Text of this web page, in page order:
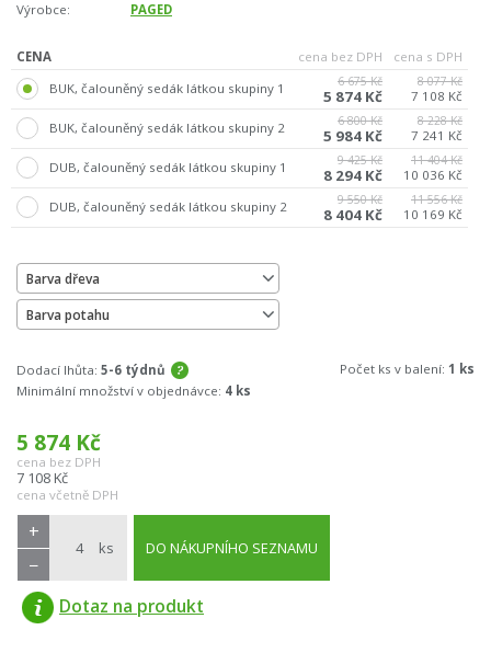
Výrobce:
PAGED
CENA cena bez DPH
cena s DPH
BUK, čalouněný sedák látkou skupiny 1
6 675 Kč
5 874 Kč
8 077 Kč
7 108 Kč
BUK, čalouněný sedák látkou skupiny 2
6 800 Kč
5 984 Kč
8 228 Kč
7 241 Kč
DUB, čalouněný sedák látkou skupiny 1
9 425 Kč
8 294 Kč
11 404 Kč
10 036 Kč
DUB, čalouněný sedák látkou skupiny 2
9 550 Kč
8 404 Kč
11 556 Kč
10 169 Kč
Barva dřeva
Barva potahu
Dodací lhůta: 5-6 týdnů Počet ks v balení: 1 ks
Minimální množství v objednávce: 4 ks
5 874 Kč
cena bez DPH
7 108 Kč
cena včetně DPH
ks
+
−
DO NÁKUPNÍHO SEZNAMU
Dotaz na produkt